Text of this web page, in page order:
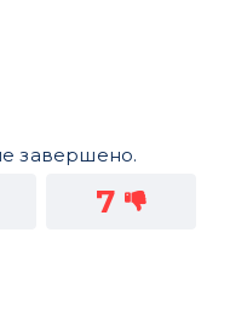
завершено.
7